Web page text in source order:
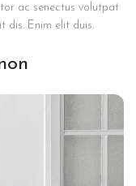
ac senectus volutpat
dis. Enim elit duis.